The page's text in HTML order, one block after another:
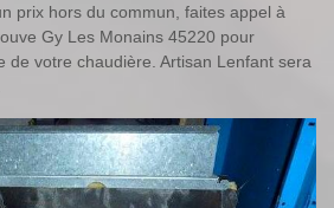
prix hors du commun, faites appel à
Gy Les Monains 45220 pour
de votre chaudière. Artisan Lenfant sera